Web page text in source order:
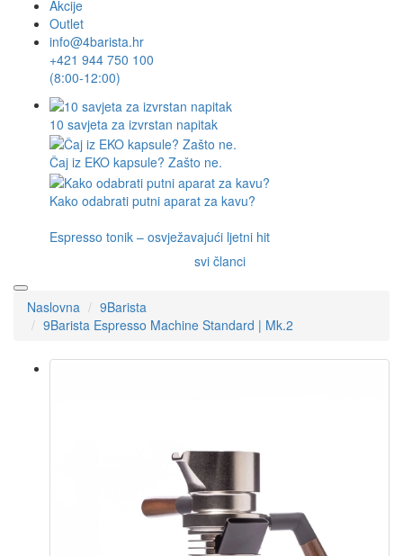
Akcije
Outlet
info@4barista.hr
+421 944 750 100
(8:00-12:00)
10 savjeta za izvrstan napitak
Čaj iz EKO kapsule? Zašto ne.
Kako odabrati putni aparat za kavu?
Espresso tonik – osvježavajući ljetni hit
svi članci
Naslovna
9Barista
9Barista Espresso Machine Standard | Mk.2